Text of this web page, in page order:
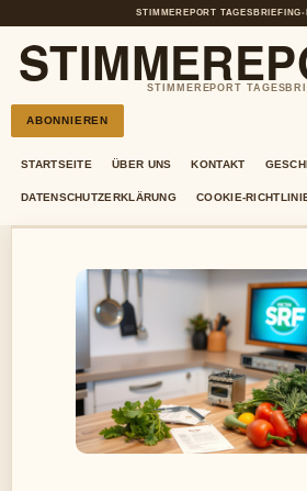
STIMMEREPORT TAGESBRIEFING•
STIMMEREPORT
ABONNIEREN
STARTSEITE ÜBER UNS KONTAKT
DATENSCHUTZERKLÄRUNG COOKIE-